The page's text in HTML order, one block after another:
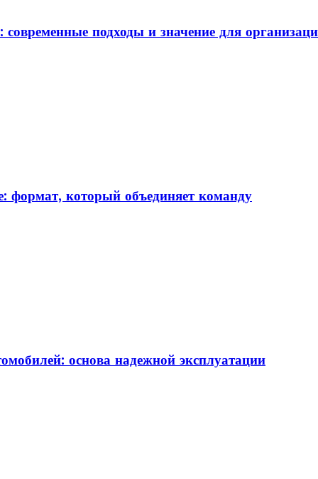
подходы и значение для
формат, который объединяет команду
основа надежной эксплуатации